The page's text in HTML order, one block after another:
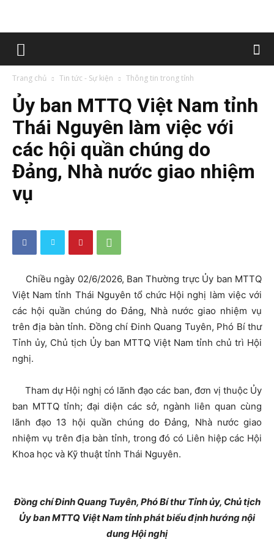
Trang chủ Tin tức - Sự kiện Thông tin trong tỉnh
Ủy ban MTTQ Việt Nam tỉnh
Thái Nguyên làm việc với
các hội quần chúng do
Đảng, Nhà nước giao nhiệm
vụ
Chiều ngày 02/6/2026, Ban Thường trực Ủy ban MTTQ
Việt Nam tỉnh Thái Nguyên tổ chức Hội nghị làm việc với
các hội quần chúng do Đảng, Nhà nước giao nhiệm vụ
trên địa bàn tỉnh. Đồng chí Đinh Quang Tuyên, Phó Bí thư
Tỉnh ủy, Chủ tịch Ủy ban MTTQ Việt Nam tỉnh chủ trì Hội
nghị.
Tham dự Hội nghị có lãnh đạo các ban, đơn vị thuộc Ủy
ban MTTQ tỉnh; đại diện các sở, ngành liên quan cùng
lãnh đạo 13 hội quần chúng do Đảng, Nhà nước giao
nhiệm vụ trên địa bàn tỉnh, trong đó có Liên hiệp các Hội
Khoa học và Kỹ thuật tỉnh Thái Nguyên.
Đồng chí Đinh Quang Tuyên, Phó Bí thư Tỉnh ủy, Chủ tịch
Ủy ban MTTQ Việt Nam tỉnhphát biểu định hướng nội
dung Hội nghị